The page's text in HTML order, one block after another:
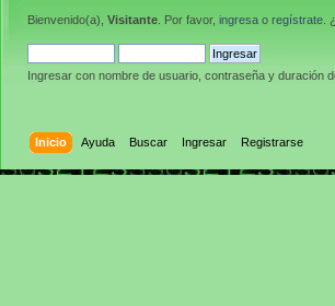
Bienvenido(a), Visitante . Por favor, ingresa o regístrate .
Ingresar con nombre de usuario, contraseña y duración
Inicio Ayuda Buscar Ingresar Registrarse